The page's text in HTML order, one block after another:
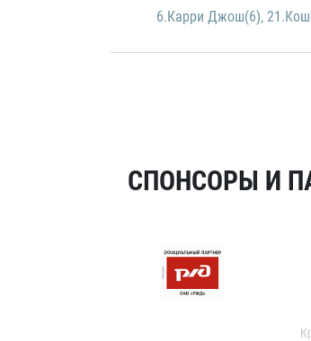
6.Карри Джош(6),
СПОНСОРЫ И